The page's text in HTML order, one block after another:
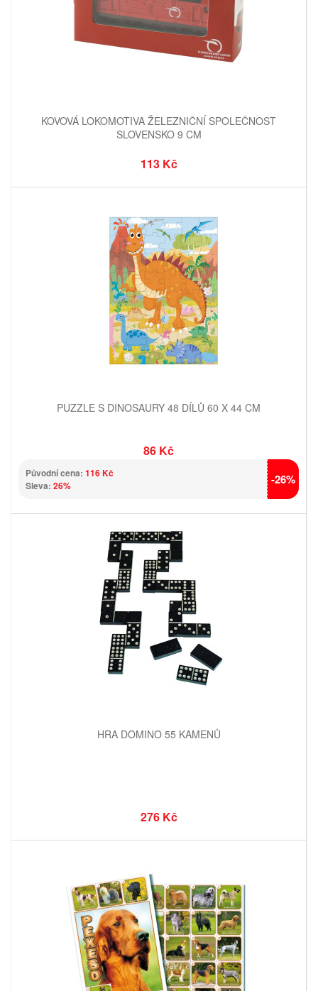
KOVOVÁ LOKOMOTIVA ŽELEZNIČNÍ SPOLEČNOST
SLOVENSKO 9 CM
113 Kč
PUZZLE S DINOSAURY 48 DÍLŮ 60 X 44 CM
86 Kč
Původní cena: 116 Kč
Sleva: 26% -26%
HRA DOMINO 55 KAMENŮ
276 Kč